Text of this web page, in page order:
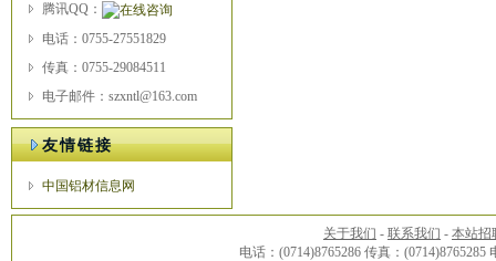
腾讯QQ：
电话：0755-27551829
传真：0755-29084511
电子邮件：szxntl@163.com
友情链接
中国铝材信息网
关于我们 - 联系我们 - 本站招
电话：(0714)8765286 传真：(0714)8765285